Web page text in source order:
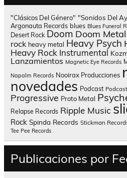
"Clásicos Del Género" "Sonidos Del
Argonauta Records blues Blues Funeral
Desert Rock Doom Doom Metal
rock heavy metal Heavy Psych
Heavy Rock Instrumental
Lanzamientos Magnetic Eye Records
Napalm Records Nooirax Producciones
novedades Podcast
Progressive Proto Metal
Relapse Records Ripple Music
Rock Spinda Records Stickman
Tee Pee Records
Publicaciones por